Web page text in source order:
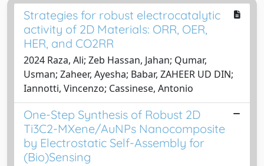
Strategies for robust electrocatalytic
activity of 2D Materials: ORR, OER,
HER, and CO2RR
2024 Raza, Ali; Zeb Hassan, Jahan; Qumar,
Usman; Zaheer, Ayesha; Babar, ZAHEER UD DIN;
Iannotti, Vincenzo; Cassinese, Antonio
One-Step Synthesis of Robust 2D
Ti3C2-MXene/AuNPs Nanocomposite
by Electrostatic Self-Assembly for
(Bio)Sensing